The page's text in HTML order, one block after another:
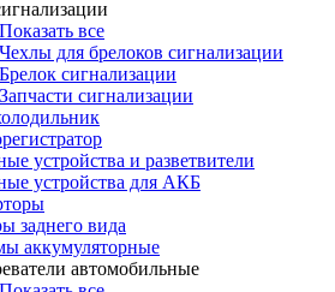
Показать все
Чехлы для брелоков сигнализации
Брелок сигнализации
Запчасти сигнализации
устройства и разветвители
устройства для АКБ
заднего вида
аккумуляторные
автомобильные